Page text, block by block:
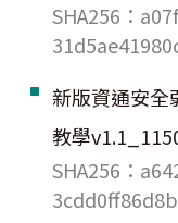
SHA256：
新版資通安全
教學
SHA256：